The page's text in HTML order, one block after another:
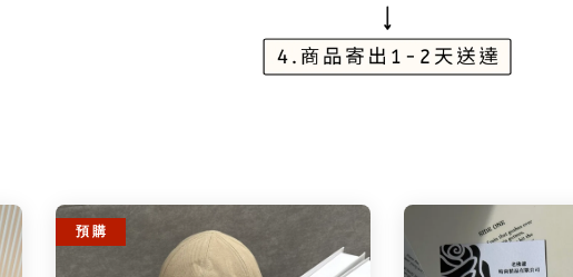
預 購